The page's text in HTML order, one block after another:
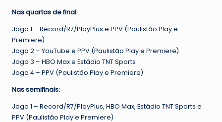
Nas quartas de final:
Jogo 1 – Record/R7/PlayPlus e PPV (Paulistão Play e
Premiere)
Jogo 2 – YouTube e PPV (Paulistão Play e Premiere)
Jogo 3 – HBO Max e Estádio TNT Sports
Jogo 4 – PPV (Paulistão Play e Premiere)
Nas semifinais:
Jogo 1 – Record/R7/PlayPlus, HBO Max, Estádio TNT Sports e
PPV (Paulistão Play e Premiere)